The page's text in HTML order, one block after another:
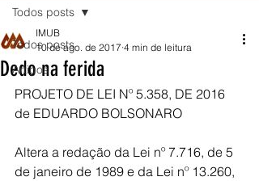
Todos posts
Artigos
Todos posts
Dedo na ferida
IMUB
10 de ago. de 2017 4 min de leitura
PROJETO DE LEI Nº 5.358, DE 2016
de EDUARDO BOLSONARO
Altera a redação da Lei nº 7.716, de 5
de janeiro de 1989 e da Lei nº 13.260,